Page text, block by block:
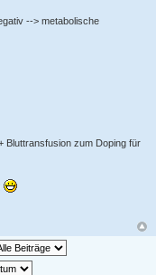
--> metabolische
Bluttransfusion zum Doping für